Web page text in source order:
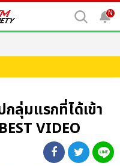
N
ลุ่มแรกที่ได้เข้า
VIDEO